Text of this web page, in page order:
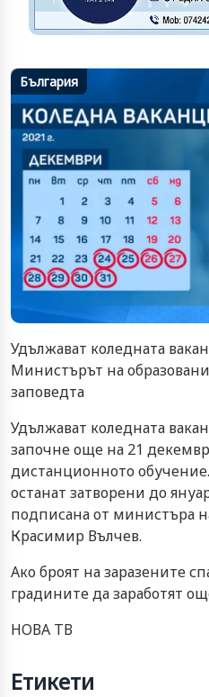
България
Удължават коледната
Министърът на
заповедта
Удължават коледната
започне още на 21
дистанционното
останат затворени до
подписана от министъра
Красимир Вълчев.
Ако броят на заразените
градините да заработят
НОВА ТВ
Етикети